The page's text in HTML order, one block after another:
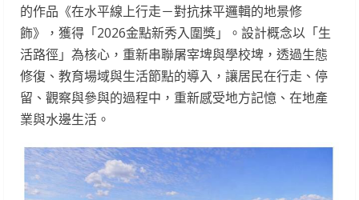
的作品《在水平線上行走－對抗抹平邏輯的地景修
飾》，獲得「2026金點新秀入圍獎」。設計概念以「生
活路徑」為核心，重新串聯屠宰埤與學校埤，透過生態
修復、教育場域與生活節點的導入，讓居民在行走、停
留、觀察與參與的過程中，重新感受地方記憶、在地產
業與水邊生活。